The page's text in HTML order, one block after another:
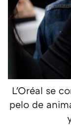
L'Oréal se
pelo de